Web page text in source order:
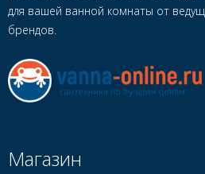
для вашей ванной комнаты от
брендов.
Магазин